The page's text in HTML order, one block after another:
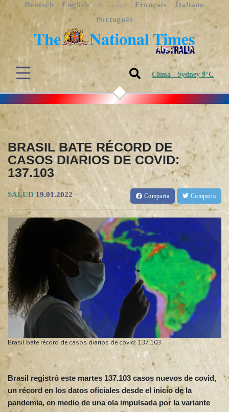
Deutsch English Español Français
Italiano
Português
Clima - Sydney 9°C
BRASIL BATE RÉCORD DE
CASOS DIARIOS DE COVID:
137.103
SALUD 19.01.2022 Comparta Comparta
Brasil bate récord de casos diarios de covid: 137.103
Brasil registró este martes 137.103 casos nuevos de covid,
un récord en los datos oficiales desde el inicio de la
pandemia, en medio de una ola impulsada por la variante